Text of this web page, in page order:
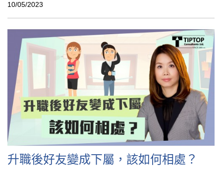
10/05/2023
升職後好友變成下屬，該如何相處？